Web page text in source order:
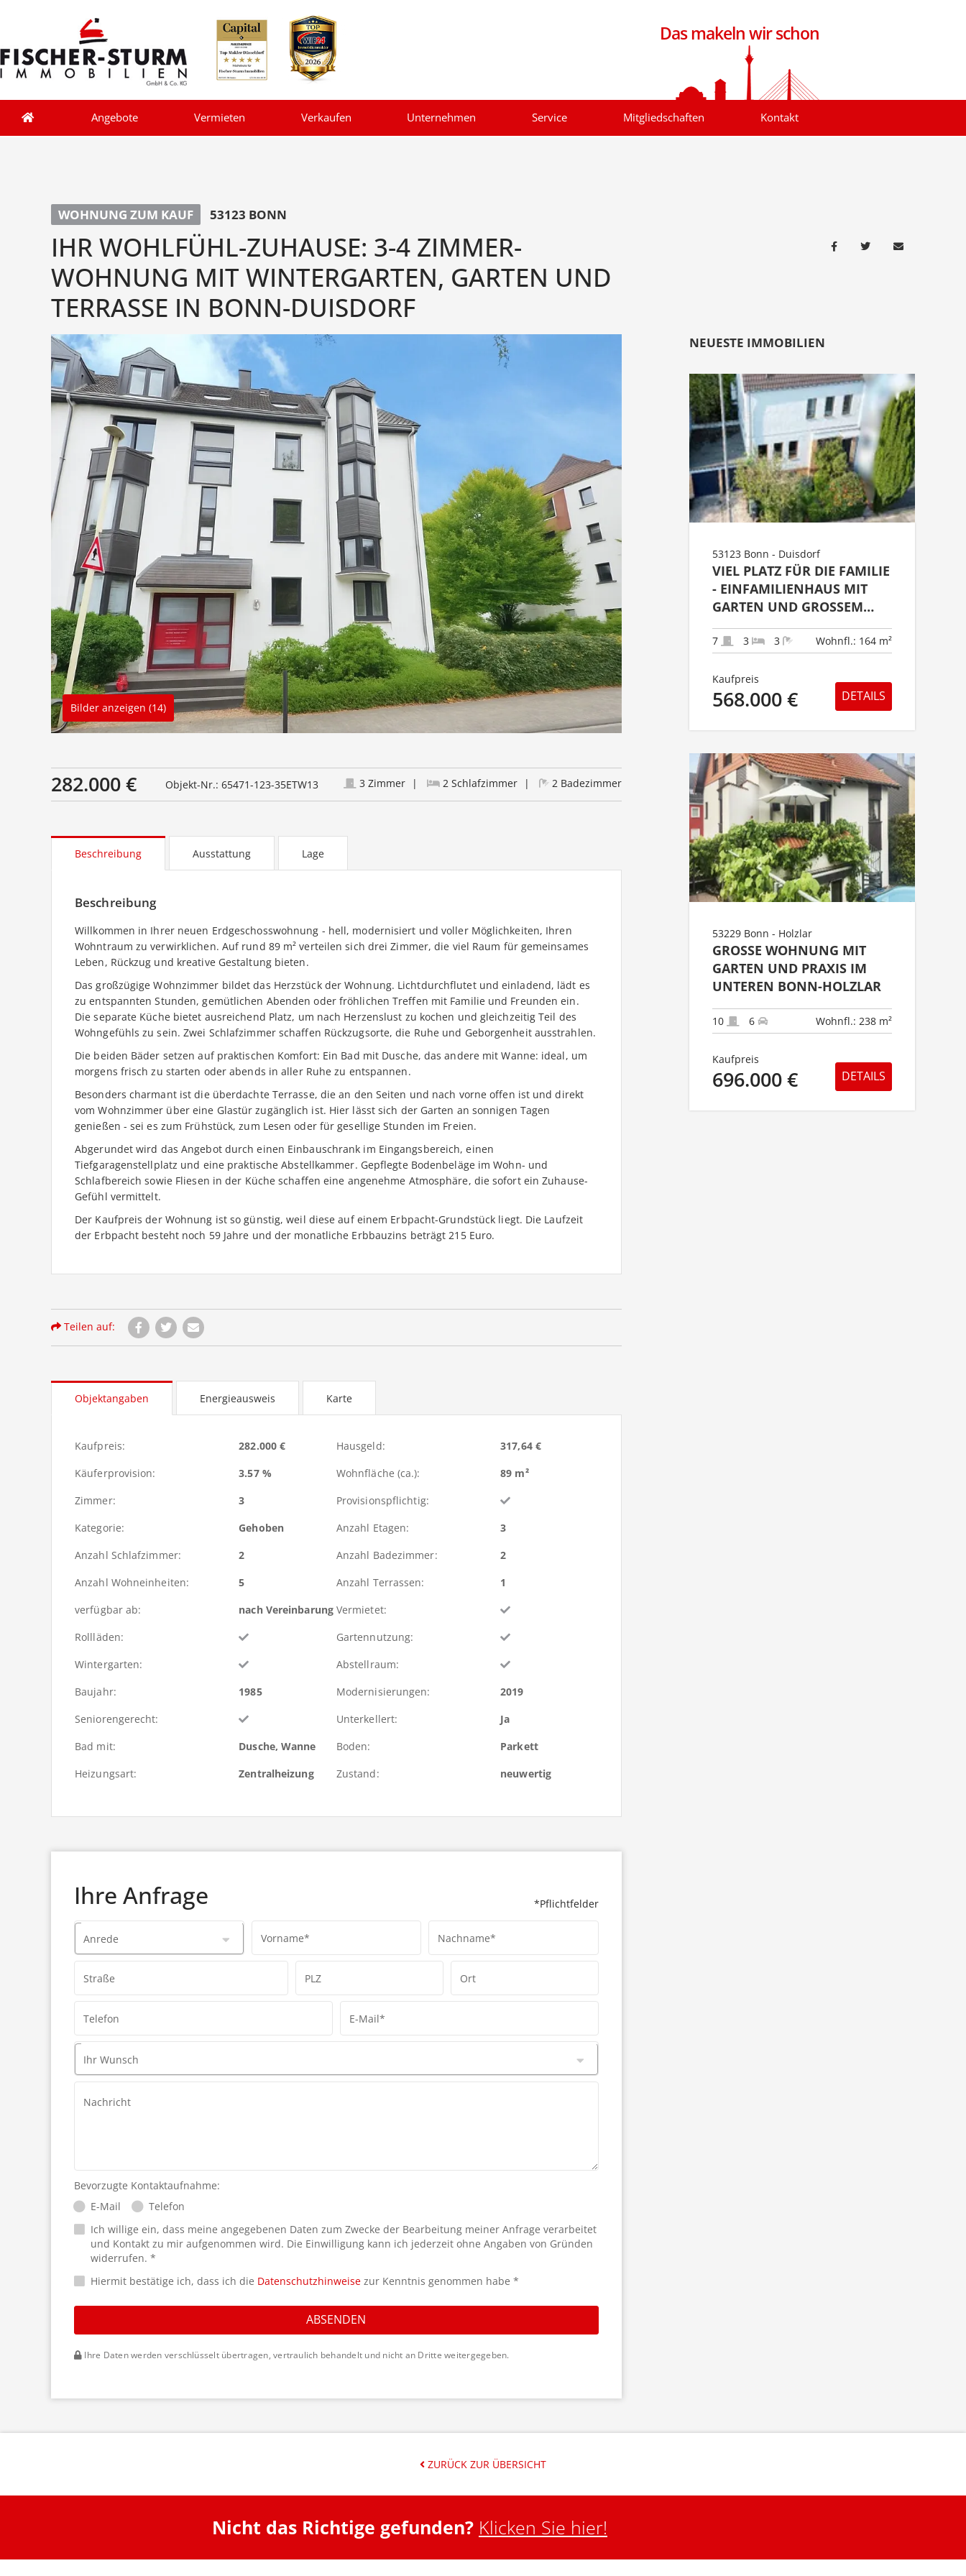
Das makeln wir schon
Angebote Vermieten Verkaufen Unternehmen Service Mitgliedschaften Kontakt
WOHNUNG ZUM KAUF 53123 BONN
IHR WOHLFÜHL-ZUHAUSE: 3-4 ZIMMER-
WOHNUNG MIT WINTERGARTEN, GARTEN UND
TERRASSE IN BONN-DUISDORF
Bilder anzeigen (14)
282.000 € Objekt-Nr.: 65471-123-35ETW13 3 Zimmer 2 Schlafzimmer 2 Badezimmer
Beschreibung Ausstattung Lage
Beschreibung
Willkommen in Ihrer neuen Erdgeschosswohnung - hell, modernisiert und voller Möglichkeiten, Ihren
Wohntraum zu verwirklichen. Auf rund 89 m² verteilen sich drei Zimmer, die viel Raum für gemeinsames
Leben, Rückzug und kreative Gestaltung bieten.
Das großzügige Wohnzimmer bildet das Herzstück der Wohnung. Lichtdurchflutet und einladend, lädt es
zu entspannten Stunden, gemütlichen Abenden oder fröhlichen Treffen mit Familie und Freunden ein.
Die separate Küche bietet ausreichend Platz, um nach Herzenslust zu kochen und gleichzeitig Teil des
Wohngefühls zu sein. Zwei Schlafzimmer schaffen Rückzugsorte, die Ruhe und Geborgenheit ausstrahlen.
Die beiden Bäder setzen auf praktischen Komfort: Ein Bad mit Dusche, das andere mit Wanne: ideal, um
morgens frisch zu starten oder abends in aller Ruhe zu entspannen.
Besonders charmant ist die überdachte Terrasse, die an den Seiten und nach vorne offen ist und direkt
vom Wohnzimmer über eine Glastür zugänglich ist. Hier lässt sich der Garten an sonnigen Tagen
genießen - sei es zum Frühstück, zum Lesen oder für gesellige Stunden im Freien.
Abgerundet wird das Angebot durch einen Einbauschrank im Eingangsbereich, einen
Tiefgaragenstellplatz und eine praktische Abstellkammer. Gepflegte Bodenbeläge im Wohn- und
Schlafbereich sowie Fliesen in der Küche schaffen eine angenehme Atmosphäre, die sofort ein Zuhause-
Gefühl vermittelt.
Der Kaufpreis der Wohnung ist so günstig, weil diese auf einem Erbpacht-Grundstück liegt. Die Laufzeit
der Erbpacht besteht noch 59 Jahre und der monatliche Erbbauzins beträgt 215 Euro.
Teilen auf:
Objektangaben Energieausweis Karte
Kaufpreis: 282.000 € Hausgeld:
317,64 €
Käuferprovision:
3.57 % Wohnfläche (ca.):
89 m²
Zimmer:
3
Provisionspflichtig:
Kategorie:
Gehoben Anzahl Etagen:
3
Anzahl Schlafzimmer:
2 Anzahl Badezimmer:
2
Anzahl Wohneinheiten:
5 Anzahl Terrassen:
1
verfügbar ab:
nach Vereinbarung Vermietet:
Rollläden:
Gartennutzung:
Wintergarten:
Abstellraum:
Baujahr:
1985 Modernisierungen:
2019
Seniorengerecht:
Unterkellert:
Ja
Bad mit:
Dusche, Wanne Boden:
Parkett
Heizungsart:
Zentralheizung Zustand: neuwertig
*Pflichtfelder
Ihre Anfrage
Anrede Vorname* Nachname*
Straße PLZ Ort
Telefon E-Mail*
Ihr Wunsch
Nachricht
Bevorzugte Kontaktaufnahme:
E-Mail
Telefon
Ich willige ein, dass meine angegebenen Daten zum Zwecke der Bearbeitung meiner Anfrage verarbeitet
und Kontakt zu mir aufgenommen wird. Die Einwilligung kann ich jederzeit ohne Angaben von Gründen
widerrufen. *
Hiermit bestätige ich, dass ich die Datenschutzhinweise zur Kenntnis genommen habe *
ABSENDEN
Ihre Daten werden verschlüsselt übertragen, vertraulich behandelt und nicht an Dritte weitergegeben.
NEUESTE IMMOBILIEN
53123 Bonn - Duisdorf
VIEL PLATZ FÜR DIE FAMILIE
- EINFAMILIENHAUS MIT
GARTEN UND GROSSEM P
OTENZIAL IN BONN-D
UISDORF
7 3 3 Wohnfl.: 164 m²
Kaufpreis
568.000 € DETAILS
53229 Bonn - Holzlar
GROSSE WOHNUNG MIT G
ARTEN UND PRAXIS IM U
NTEREN BONN-HOLZLAR
10 6 Wohnfl.: 238 m²
Kaufpreis
696.000 € DETAILS
ZURÜCK ZUR ÜBERSICHT
Nicht das Richtige gefunden? Klicken Sie hier!